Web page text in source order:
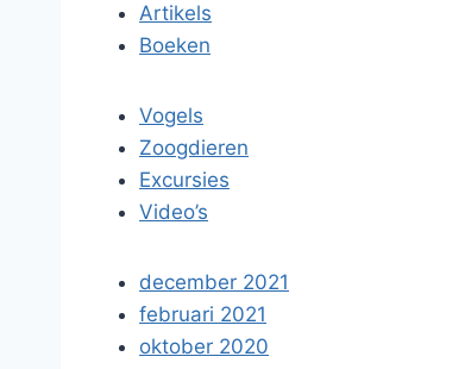
Artikels
Boeken
Vogels
Zoogdieren
Excursies
Video’s
december 2021
februari 2021
oktober 2020